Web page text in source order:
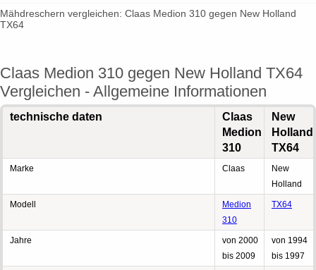
Mähdreschern vergleichen: Claas Medion 310 gegen New Holland
TX64
Claas Medion 310 gegen New Holland TX64
Vergleichen - Allgemeine Informationen
technische daten
Claas
Medion
310
New
Holland
TX64
Marke Claas
New
Holland
Modell
Medion
310
TX64
Jahre
von 2000
bis 2009
von 1994
bis 1997